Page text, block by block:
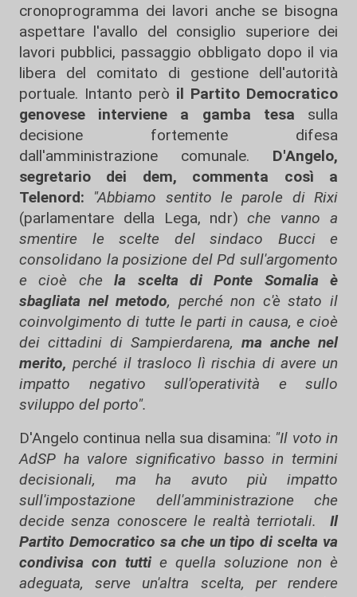
cronoprogramma dei lavori anche se bisogna
aspettare l'avallo del consiglio superiore dei
lavori pubblici, passaggio obbligato dopo il via
libera del comitato di gestione dell'autorità
portuale. Intanto però il Partito Democratico
genovese interviene a gamba tesa sulla
decisione fortemente difesa
dall'amministrazione comunale. D'Angelo,
segretario dei dem, commenta così a
Telenord:
"Abbiamo sentito le parole di Rixi
(parlamentare della Lega, ndr) che vanno a
smentire le scelte del sindaco Bucci e
consolidano la posizione del Pd sull'argomento
e cioè che la scelta di Ponte Somalia è
sbagliata nel metodo, perché non c'è stato il
coinvolgimento di tutte le parti in causa, e cioè
dei cittadini di Sampierdarena, ma anche nel
merito, perché il trasloco lì rischia di avere un
impatto negativo sull'operatività e sullo
sviluppo del porto".
D'Angelo continua nella sua disamina: "Il voto in
AdSP ha valore significativo basso in termini
decisionali, ma ha avuto più impatto
sull'impostazione dell'amministrazione che
decide senza conoscere le realtà terriotali. Il
Partito Democratico sa che un tipo di scelta va
condivisa con tuttie quella soluzione non è
adeguata, serve un'altra scelta, per rendere